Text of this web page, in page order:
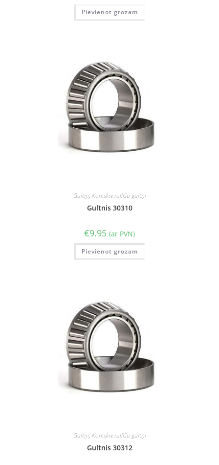
Pievienot grozam
Gultņi, Koniskie rullīšu gultņi
Gultnis 30310
€9.95 (ar PVN)
Pievienot grozam
Gultņi, Koniskie rullīšu gultņi
Gultnis 30312